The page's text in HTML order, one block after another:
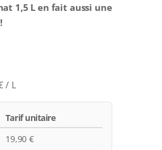
1,5 L en fait aussi une
/ L
Tarif unitaire
19,90€